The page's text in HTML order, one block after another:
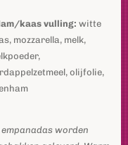
kaas vulling: witte
mozzarella, melk,
olijfolie,
empanadas worden